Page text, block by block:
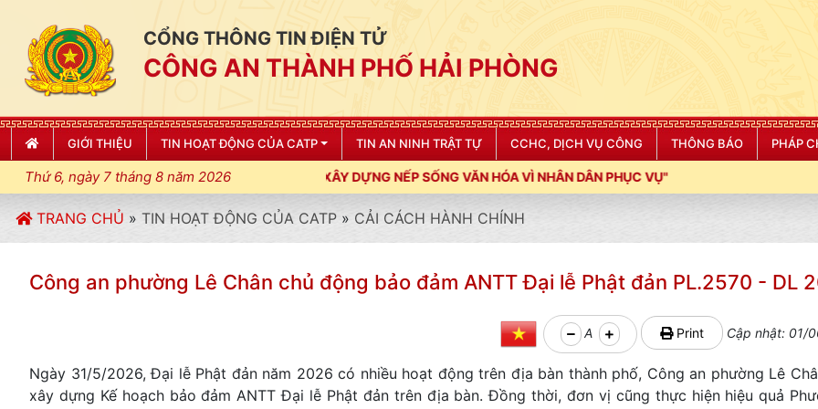
CỔNG THÔNG TIN ĐIỆN TỬ
CÔNG AN THÀNH PHỐ HẢI PHÒNG
GIỚI THIỆU TIN HOẠT ĐỘNG CỦA CATP TIN AN NINH TRẬT TỰ CCHC, DỊCH VỤ CÔNG THÔNG BÁO PHÁP
Thứ 6, ngày 7 tháng 8 năm 2026
KỶ CƯƠNG, ĐIỀU LỆNH; XÂY DỰNG NẾP SỐNG VĂN HÓA VÌ NHÂN DÂN PHỤC VỤ"
TRANG CHỦ » TIN HOẠT ĐỘNG CỦA CATP » CẢI CÁCH HÀNH CHÍNH
Công an phường Lê Chân chủ động bảo đảm ANTT Đại lễ Phật đản PL.2570 - DL
A Print Cập nhật: 01/
Ngày 31/5/2026, Đại lễ Phật đản năm 2026 có nhiều hoạt động trên địa bàn thành phố, Công an phường Lê
xây dựng Kế hoạch bảo đảm ANTT Đại lễ Phật đản trên địa bàn. Đồng thời, đơn vị cũng thực hiện hiệu quả